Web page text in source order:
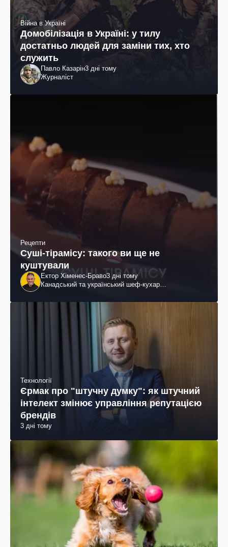
Війна в Україні
Домобілізація в Україні: у тилу
достатньо людей для заміни тих, хто
служить
Павло Казарін3 дні тому
Журналіст
Рецепти
Суші-тірамісу: такого ви ще не
куштували
Ектор Хіменес-Браво3 дні тому
Канадський та український шеф-кухар
Технології
Єрмак про "штучну думку": як штучний
інтелект змінює управління репутацією
брендів
3 дні тому